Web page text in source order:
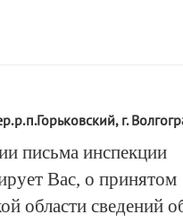
г.
письма инспекции
Вас, о принятом
области сведений